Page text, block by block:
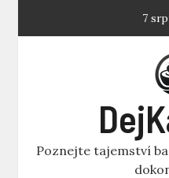
7
Poznejte tajemství